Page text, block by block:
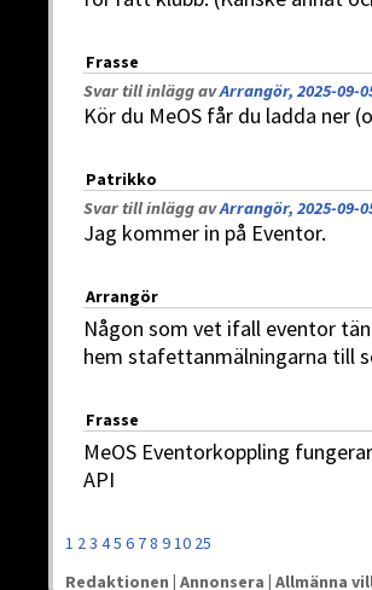
Frasse
Svar till inlägg avArrangör, 2025-09-
Kör du MeOS får du ladda ner
Patrikko
Svar till inlägg avArrangör, 2025-09-
Jag kommer in på Eventor.
Arrangör
Någon som vet ifall eventor
hem stafettanmälningarna till
Frasse
MeOS Eventorkoppling
API
1 23 45 6 78 910 25
Redaktionen | Annonsera | Allmänna